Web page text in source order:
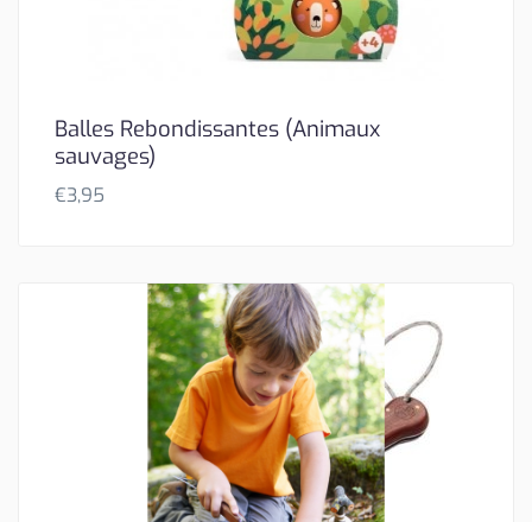
Balles Rebondissantes (Animaux
sauvages)
€3,95